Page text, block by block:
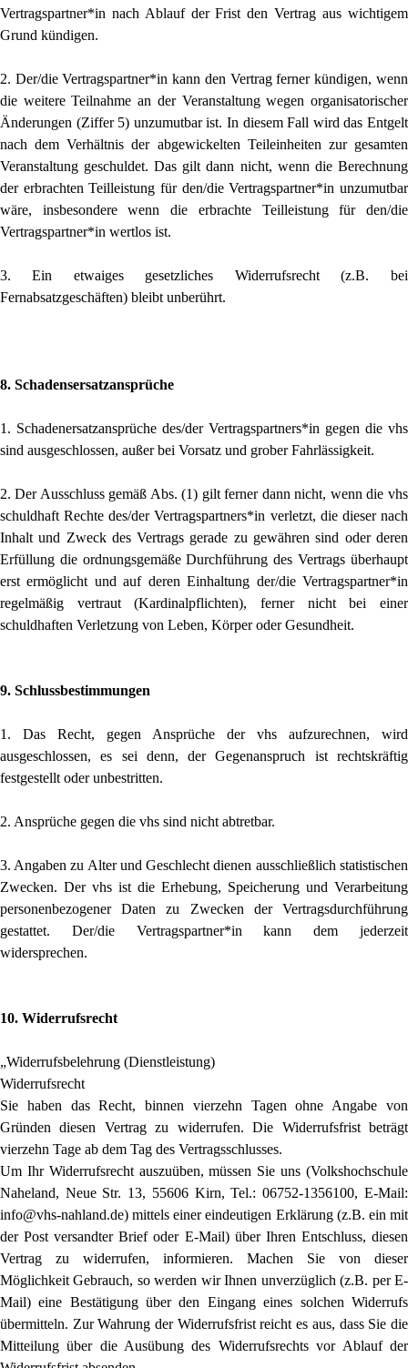
Vertragspartner*in nach Ablauf der Frist den Vertrag aus wichtigem
Grund kündigen.
2. Der/die Vertragspartner*in kann den Vertrag ferner kündigen, wenn
die weitere Teilnahme an der Veranstaltung wegen organisatorischer
Änderungen (Ziffer 5) unzumutbar ist. In diesem Fall wird das Entgelt
nach dem Verhältnis der abgewickelten Teileinheiten zur gesamten
Veranstaltung geschuldet. Das gilt dann nicht, wenn die Berechnung
der erbrachten Teilleistung für den/die Vertragspartner*in unzumutbar
wäre, insbesondere wenn die erbrachte Teilleistung für den/die
Vertragspartner*in wertlos ist.
3. Ein etwaiges gesetzliches Widerrufsrecht (z.B. bei
Fernabsatzgeschäften) bleibt unberührt.
8. Schadensersatzansprüche
1. Schadenersatzansprüche des/der Vertragspartners*in gegen die vhs
sind ausgeschlossen, außer bei Vorsatz und grober Fahrlässigkeit.
2. Der Ausschluss gemäß Abs. (1) gilt ferner dann nicht, wenn die vhs
schuldhaft Rechte des/der Vertragspartners*in verletzt, die dieser nach
Inhalt und Zweck des Vertrags gerade zu gewähren sind oder deren
Erfüllung die ordnungsgemäße Durchführung des Vertrags überhaupt
erst ermöglicht und auf deren Einhaltung der/die Vertragspartner*in
regelmäßig vertraut (Kardinalpflichten), ferner nicht bei einer
schuldhaften Verletzung von Leben, Körper oder Gesundheit.
9. Schlussbestimmungen
1. Das Recht, gegen Ansprüche der vhs aufzurechnen, wird
ausgeschlossen, es sei denn, der Gegenanspruch ist rechtskräftig
festgestellt oder unbestritten.
2. Ansprüche gegen die vhs sind nicht abtretbar.
3. Angaben zu Alter und Geschlecht dienen ausschließlich statistischen
Zwecken. Der vhs ist die Erhebung, Speicherung und Verarbeitung
personenbezogener Daten zu Zwecken der Vertragsdurchführung
gestattet. Der/die Vertragspartner*in kann dem jederzeit
widersprechen.
10. Widerrufsrecht
„Widerrufsbelehrung (Dienstleistung)
Widerrufsrecht
Sie haben das Recht, binnen vierzehn Tagen ohne Angabe von
Gründen diesen Vertrag zu widerrufen. Die Widerrufsfrist beträgt
vierzehn Tage ab dem Tag des Vertragsschlusses.
Um Ihr Widerrufsrecht auszuüben, müssen Sie uns (Volkshochschule
Naheland, Neue Str. 13, 55606 Kirn, Tel.: 06752-1356100, E-Mail:
info@vhs-nahland.de) mittels einer eindeutigen Erklärung (z.B. ein mit
der Post versandter Brief oder E-Mail) über Ihren Entschluss, diesen
Vertrag zu widerrufen, informieren. Machen Sie von dieser
Möglichkeit Gebrauch, so werden wir Ihnen unverzüglich (z.B. per E-
Mail) eine Bestätigung über den Eingang eines solchen Widerrufs
übermitteln. Zur Wahrung der Widerrufsfrist reicht es aus, dass Sie die
Mitteilung über die Ausübung des Widerrufsrechts vor Ablauf der